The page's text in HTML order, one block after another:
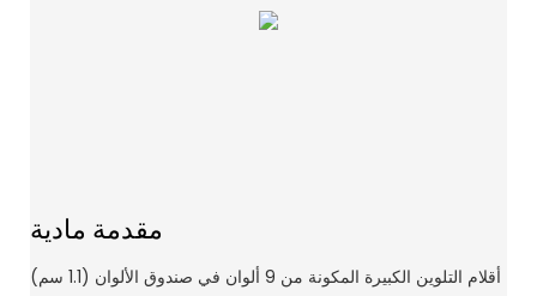
مقدمة مادية
أقلام التلوين الكبيرة المكونة من 9 ألوان في صندوق الألوان (1.1 سم)